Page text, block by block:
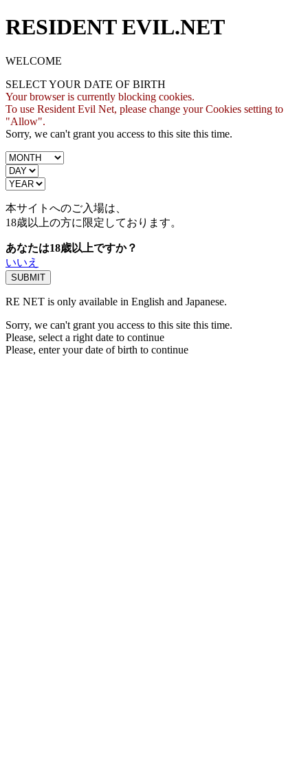
RESIDENT EVIL.NET
WELCOME
SELECT YOUR DATE OF BIRTH
Your browser is currently blocking cookies.
To use Resident Evil Net, please change your Cookies setting to
"Allow".
Sorry, we can't grant you access to this site this time.
本サイトへのご入場は、
18歳以上の方に限定しております。
あなたは18歳以上ですか？
いいえ
RE NET is only available in English and Japanese.
Sorry, we can't grant you access to this site this time.
Please, select a right date to continue
Please, enter your date of birth to continue